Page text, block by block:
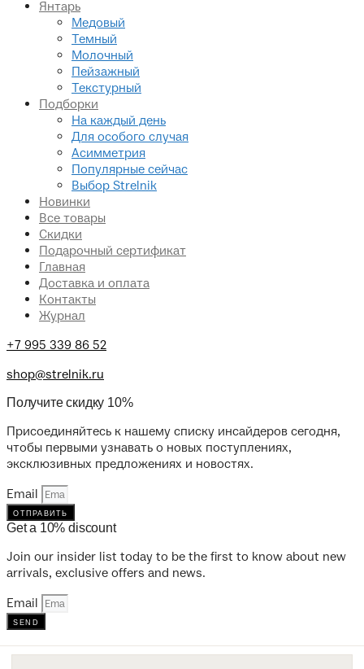
Янтарь
Медовый
Темный
Молочный
Пейзажный
Текстурный
Подборки
На каждый день
Для особого случая
Асимметрия
Популярные сейчас
Выбор Strelnik
Новинки
Все товары
Скидки
Подарочный сертификат
Главная
Доставка и оплата
Контакты
Журнал
+7 995 339 86 52
shop@strelnik.ru
Получите скидку 10%
Присоединяйтесь к нашему списку инсайдеров сегодня,
чтобы первыми узнавать о новых поступлениях,
эксклюзивных предложениях и новостях.
Email
отправить
Get a 10% discount
Join our insider list today to be the first to know about new
arrivals, exclusive offers and news.
Email
send